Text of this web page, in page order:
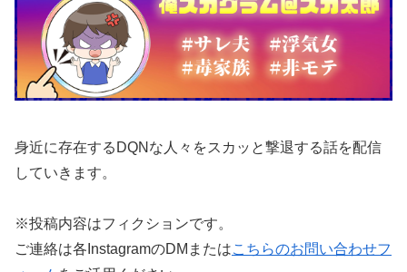
身近に存在するDQNな人々をスカッと撃退する話を配信
していきます。
※投稿内容はフィクションです。
ご連絡は各InstagramのDMまたはこちらのお問い合わせフ